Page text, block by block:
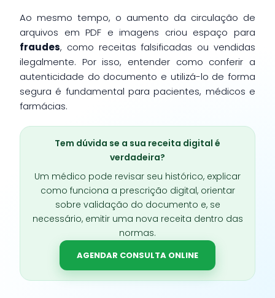
Ao mesmo tempo, o aumento da circulação de
arquivos em PDF e imagens criou espaço para
fraudes, como receitas falsificadas ou vendidas
ilegalmente. Por isso, entender como conferir a
autenticidade do documento e utilizá-lo de forma
segura é fundamental para pacientes, médicos e
farmácias.
Tem dúvida se a sua receita digital é
verdadeira?
Um médico pode revisar seu histórico, explicar
como funciona a prescrição digital, orientar
sobre validação do documento e, se
necessário, emitir uma nova receita dentro das
normas.
AGENDAR CONSULTA ONLINE